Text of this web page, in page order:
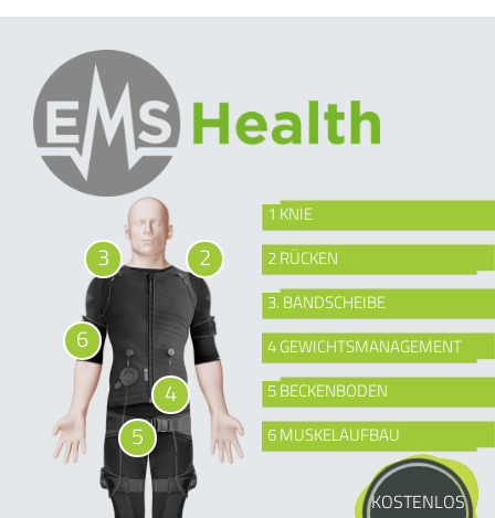
KOSTENLOS
2
3
4
5
6
1 KNIE
2 RÜCKEN
3. BANDSCHEIBE
4 GEWICHTSMANAGEMENT
5 BECKENBODEN
6 MUSKELAUFBAU